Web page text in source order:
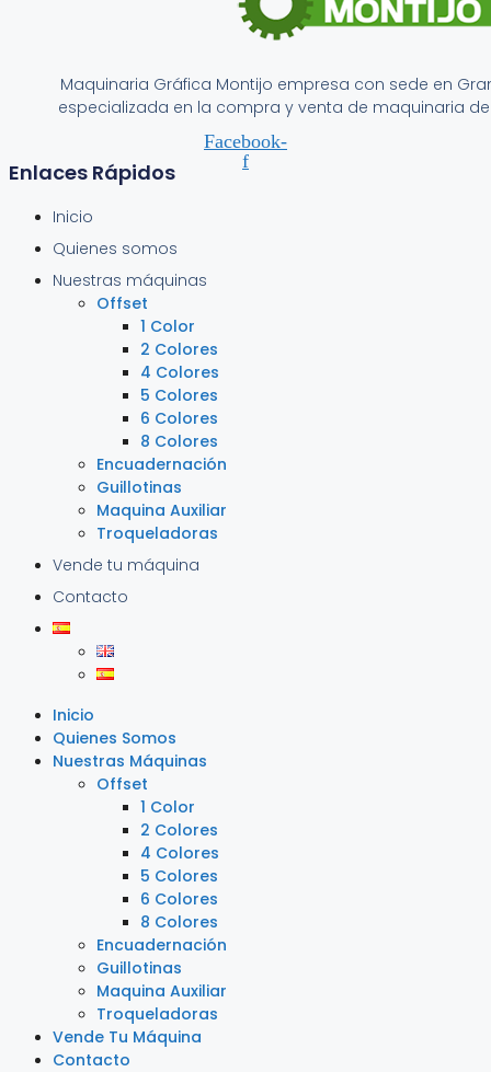
Maquinaria Gráfica Montijo empresa con sede en
especializada en la compra y venta de maquinaria
Facebook-
f
Enlaces Rápidos
Inicio
Quienes somos
Nuestras máquinas
Offset
1 Color
2 Colores
4 Colores
5 Colores
6 Colores
8 Colores
Encuadernación
Guillotinas
Maquina Auxiliar
Troqueladoras
Vende tu máquina
Contacto
Inicio
Quienes Somos
Nuestras Máquinas
Offset
1 Color
2 Colores
4 Colores
5 Colores
6 Colores
8 Colores
Encuadernación
Guillotinas
Maquina Auxiliar
Troqueladoras
Vende Tu Máquina
Contacto